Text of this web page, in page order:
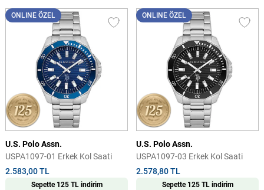
ONLINE ÖZEL
U.S. Polo Assn.
USPA1097-01 Erkek Kol Saati
2.583,00 TL
Sepette 125 TL indirim
ONLINE ÖZEL
U.S. Polo Assn.
USPA1097-03 Erkek Kol Saati
2.578,80 TL
Sepette 125 TL indirim